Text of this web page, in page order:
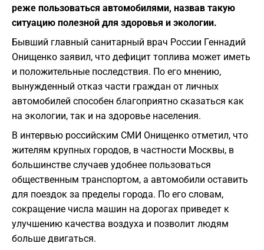
реже пользоваться автомобилями, назвав такую
ситуацию полезной для здоровья и экологии.
Бывший главный санитарный врач России Геннадий
Онищенко заявил, что дефицит топлива может иметь
и положительные последствия. По его мнению,
вынужденный отказ части граждан от личных
автомобилей способен благоприятно сказаться как
на экологии, так и на здоровье населения.
В интервью российским СМИ Онищенко отметил, что
жителям крупных городов, в частности Москвы, в
большинстве случаев удобнее пользоваться
общественным транспортом, а автомобили оставить
для поездок за пределы города. По его словам,
сокращение числа машин на дорогах приведет к
улучшению качества воздуха и позволит людям
больше двигаться.